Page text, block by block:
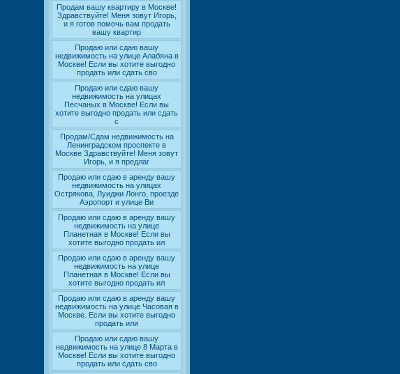
Продам вашу квартиру в Москве!
Здравствуйте! Меня зовут Игорь,
и я готов помочь вам продать
вашу квартир
Продаю или сдаю вашу
недвижимость на улице Алабяна в
Москве! Если вы хотите выгодно
продать или сдать сво
Продаю или сдаю вашу
недвижимость на улицах
Песчаных в Москве! Если вы
хотите выгодно продать или сдать
с
Продам/Сдам недвижимость на
Ленинградском проспекте в
Москве Здравствуйте! Меня зовут
Игорь, и я предлаг
Продаю или сдаю в аренду вашу
недвижимость на улицах
Острякова, Луиджи Лонго, проезде
Аэропорт и улице Ви
Продаю или сдаю в аренду вашу
недвижимость на улице
Планетная в Москве! Если вы
хотите выгодно продать ил
Продаю или сдаю в аренду вашу
недвижимость на улице
Планетная в Москве! Если вы
хотите выгодно продать ил
Продаю или сдаю в аренду вашу
недвижимость на улице Часовая в
Москве. Если вы хотите выгодно
продать или
Продаю или сдаю вашу
недвижимость на улице 8 Марта в
Москве! Если вы хотите выгодно
продать или сдать сво